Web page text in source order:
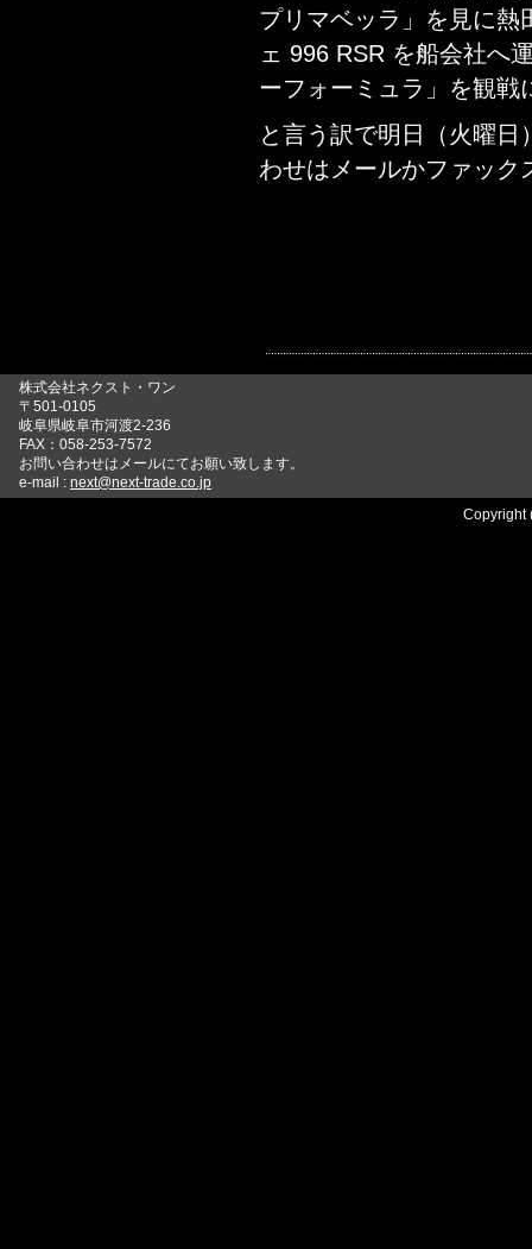
プリマベッラ」を見に熱
ェ 996 RSR を船会社へ
ーフォーミュラ」を観戦
と言う訳で明日（火曜
わせはメールかファック
株式会社ネクスト・ワン
〒501-0105
岐阜県岐阜市河渡2-236
FAX：058-253-7572
お問い合わせはメールにてお願い致します。
e-mail : next@next-trade.co.jp
Copyright